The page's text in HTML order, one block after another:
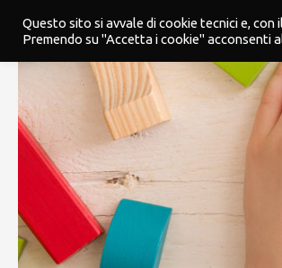
Salta al contenuto
Home Blog Sito Web Kindertap
Questo sito si avvale di cookie tecnici e,
Premendo su "Accetta i cookie" acconsenti